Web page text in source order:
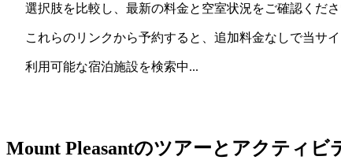
選択肢を比較し、最新の料金と空室状況をご確認くださ
これらのリンクから予約すると、追加料金なしで当サ
利用可能な宿泊施設を検索中...
Mount Pleasantのツアーとアクティビ